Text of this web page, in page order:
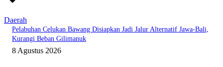
Daerah
Pelabuhan Celukan Bawang Disiapkan Jadi Jalur Alternatif Jawa-Bali,
Kurangi Beban Gilimanuk
8 Agustus 2026